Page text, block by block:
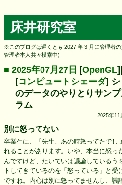
床井研究室
※このブログは遅くとも 2027 年 3 月に管理者
管理者本人共々模索中)
■ 2025年07月27日 [OpenGL
[コンピュートシェーダ] シ
のデータのやりとりサン
ラム
2025年11
別に怒ってない
卒業生に、「先生、あの時怒ってたでし
れることがあります。いや、本当に怒っ
んですけど、たいていは議論しているう
トしてきているのを「怒っている」と受
ですね。内心は別に怒ってませんし、議